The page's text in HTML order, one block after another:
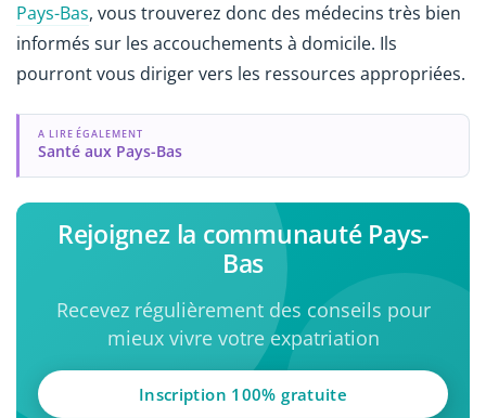
Pays-Bas, vous trouverez donc des médecins très bien
informés sur les accouchements à domicile. Ils
pourront vous diriger vers les ressources appropriées.
A LIRE ÉGALEMENT
Santé aux Pays-Bas
Rejoignez la communauté Pays-
Bas
Recevez régulièrement des conseils pour
mieux vivre votre expatriation
Inscription 100% gratuite